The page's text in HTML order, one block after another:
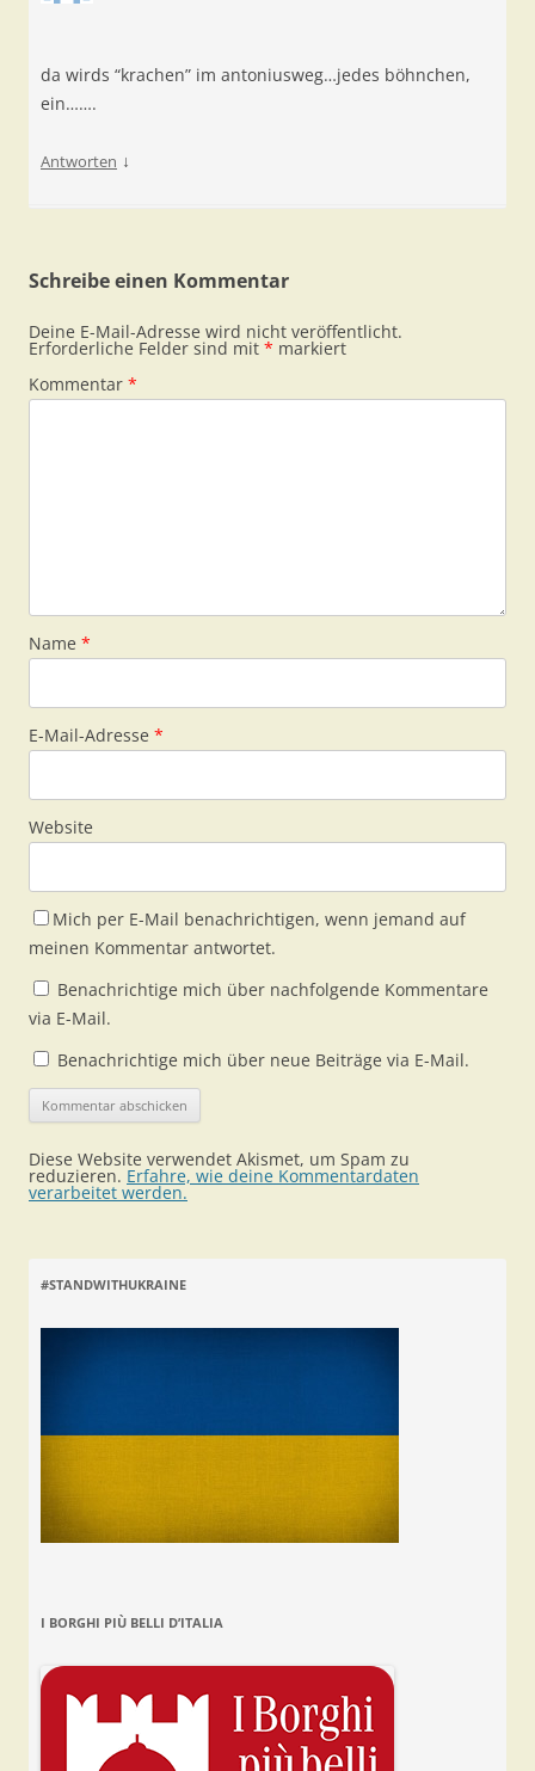
da wirds “krachen” im antoniusweg…jedes böhnchen,
ein…….
Antworten ↓
Schreibe einen Kommentar
Deine E-Mail-Adresse wird nicht veröffentlicht.
Erforderliche Felder sind mit * markiert
Kommentar *
Name *
E-Mail-Adresse *
Website
Mich per E-Mail benachrichtigen, wenn jemand auf
meinen Kommentar antwortet.
Benachrichtige mich über nachfolgende Kommentare
via E-Mail.
Benachrichtige mich über neue Beiträge via E-Mail.
Diese Website verwendet Akismet, um Spam zu
reduzieren. Erfahre, wie deine Kommentardaten
verarbeitet werden.
#STANDWITHUKRAINE
I BORGHI PIÙ BELLI D’ITALIA